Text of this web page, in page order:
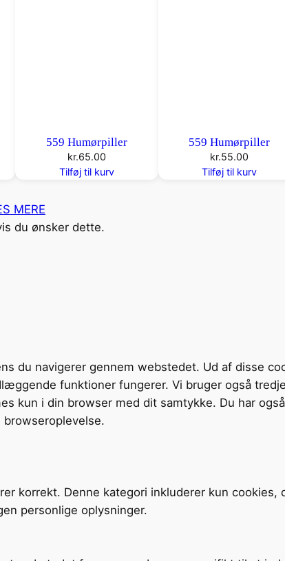
559 Humørpiller
kr.65.00
Tilføj til kurv
559 Humørpiller
kr.55.00
Tilføj til kurv
MERE
du ønsker dette.
du navigerer gennem webstedet. Ud af disse
funktioner fungerer. Vi bruger også
kun i din browser med dit samtykke. Du har
korrekt. Denne kategori inkluderer kun
personlige oplysninger.